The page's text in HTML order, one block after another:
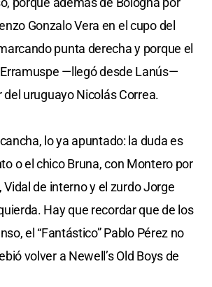
Gonzalo Vera en el cupo del
punta derecha y porque el
—llegó desde Lanús—
del uruguayo Nicolás Correa.
lo ya apuntado: la duda es
o el chico Bruna, con Montero por
Vidal de interno y el zurdo Jorge
Hay que recordar que de los
el “Fantástico” Pablo Pérez no
volver a Newell’s Old Boys de